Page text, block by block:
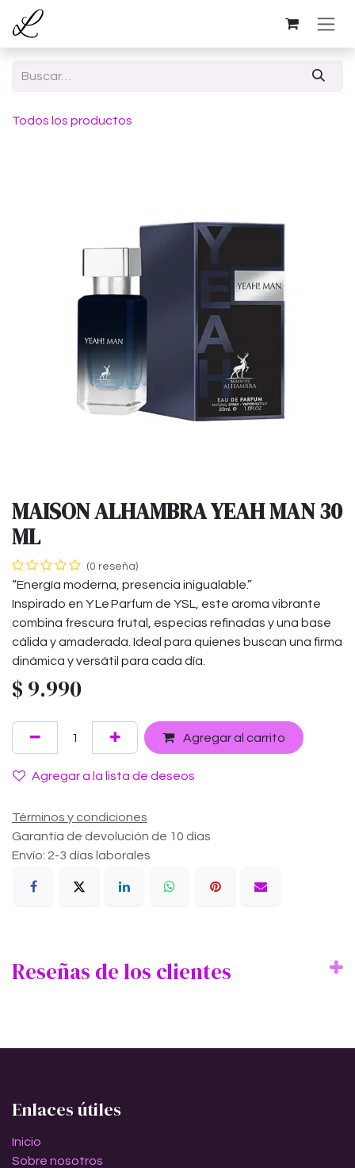
Ir al contenido
Todos los productos
MAISON ALHAMBRA YEAH MAN 30
ML
(0 reseña)
“Energía moderna, presencia inigualable.”
Inspirado en Y Le Parfum de YSL, este aroma vibrante
combina frescura frutal, especias refinadas y una base
cálida y amaderada. Ideal para quienes buscan una firma
dinámica y versátil para cada día.
$ 9.990
Agregar al carrito
Agregar a la lista de deseos
Términos y condiciones
Garantía de devolución de 10 días
Envío: 2-3 días laborales
Reseñas de los clientes
Enlaces útiles
Inicio
Sobre nosotros